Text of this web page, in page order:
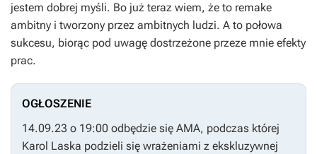
jestem dobrej myśli. Bo już teraz wiem, że to remake
ambitny i tworzony przez ambitnych ludzi. A to połowa
sukcesu, biorąc pod uwagę dostrzeżone przeze mnie efekty
prac.
OGŁOSZENIE
14.09.23 o 19:00 odbędzie się AMA, podczas której
Karol Laska podzieli się wrażeniami z ekskluzywnej